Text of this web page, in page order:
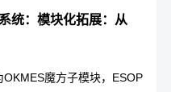
统：模块化拓展：从
魔方子模块，ESOP